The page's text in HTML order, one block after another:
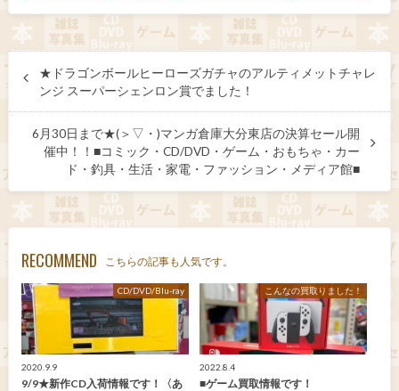
★ドラゴンボールヒーローズガチャのアルティメットチャレ
ンジ スーパーシェンロン賞でました！
6月30日まで★(＞▽・)マンガ倉庫大分東店の決算セール開
催中！！■コミック・CD/DVD・ゲーム・おもちゃ・カー
ド・釣具・生活・家電・ファッション・メディア館■
RECOMMEND こちらの記事も人気です。
CD/DVD/Blu-ray
2020.9.9
9/9★新作CD入荷情報です！〈あ
こんなの買取りました！
2022.8.4
■ゲーム買取情報です！